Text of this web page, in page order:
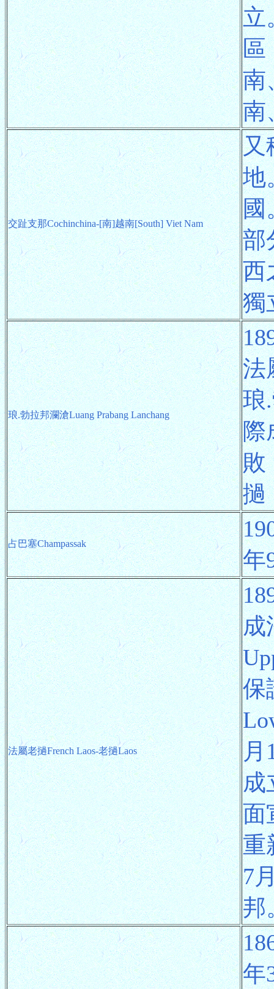
立
區
南
南
交趾支那Cochinchina-[南]越南[South] Viet Nam
又
地
國
部
西
獨
琅.勃拉邦瀾滄Luang Prabang Lanchang
法
琅
際
敗
撾
占巴塞Champassak
年
法屬老撾French Laos-老撾Laos
成
保
月
成
面
重
7
邦
年